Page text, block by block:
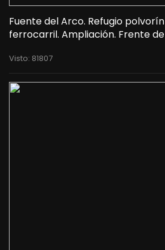
Fuente del Arco. Refugio
ferrocarril. Ampliación. Frente
Visto: 81807